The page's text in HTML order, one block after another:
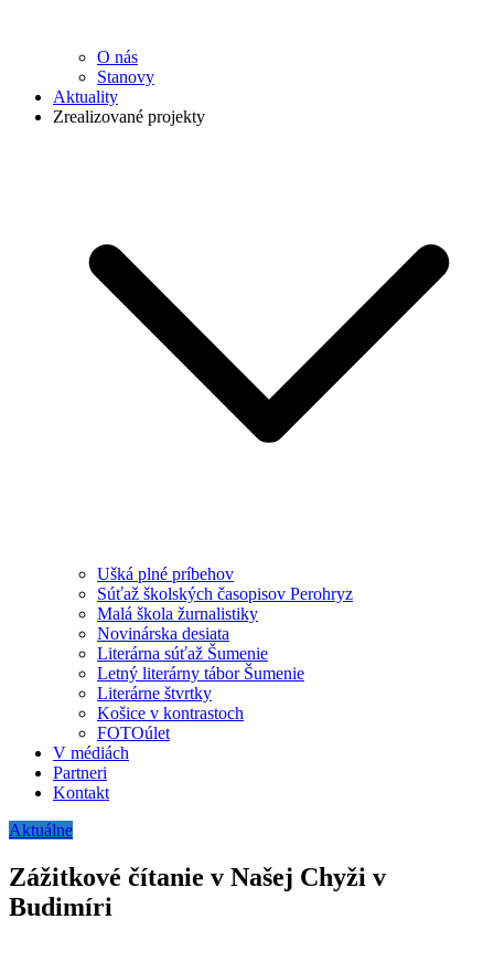
O nás
Stanovy
Aktuality
Zrealizované projekty
Ušká plné príbehov
Súťaž školských časopisov Perohryz
Malá škola žurnalistiky
Novinárska desiata
Literárna súťaž Šumenie
Letný literárny tábor Šumenie
Literárne štvrtky
Košice v kontrastoch
FOTOúlet
V médiách
Partneri
Kontakt
Aktuálne
Zážitkové čítanie v Našej Chyži v
Budimíri